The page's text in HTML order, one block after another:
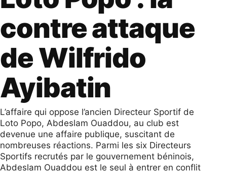
contre attaque
de Wilfrido
Ayibatin
L’affaire qui oppose l’ancien Directeur Sportif de
Loto Popo, Abdeslam Ouaddou, au club est
devenue une affaire publique, suscitant de
nombreuses réactions. Parmi les six Directeurs
Sportifs recrutés par le gouvernement béninois,
Abdeslam Ouaddou est le seul à entrer en conflit